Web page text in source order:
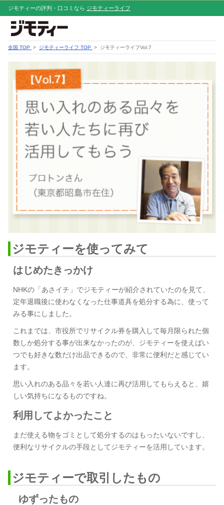
ジモティーの評判・口コミなら ジモティーライフ
全国 TOP > ジモティーライフ TOP > ジモティーライフVol.7
ジモティーを使ってみて
はじめたきっかけ
NHKの「あさイチ」でジモティーが紹介されていたのを見て、
定年退職後に使わなくなった仕事道具を処分する為に、使って
みる事にしました。
これまでは、市役所でリサイクル券を購入して毎月限られた個
数しか処分する事が出来なかったのが、ジモティーを使えばい
つでも好きな数だけ出品できるので、非常に便利だと感じてい
ます。
思い入れのある品々を若い人達に再び活用してもらえると、嬉
しい気持ちになるものですね。
利用してよかったこと
まだ使える物をゴミとして処分するのはもったいないですし、
便利なリサイクルの手段としてジモティーを活用しています。
ジモティーで取引したもの
ゆずったもの